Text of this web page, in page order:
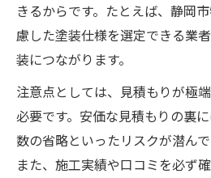
きるからです。たとえば、静岡
慮した塗装仕様を選定できる業
装につながります。
注意点としては、見積もりが極
必要です。安価な見積もりの裏
数の省略といったリスクが潜んで
また、施工実績や口コミを必ず